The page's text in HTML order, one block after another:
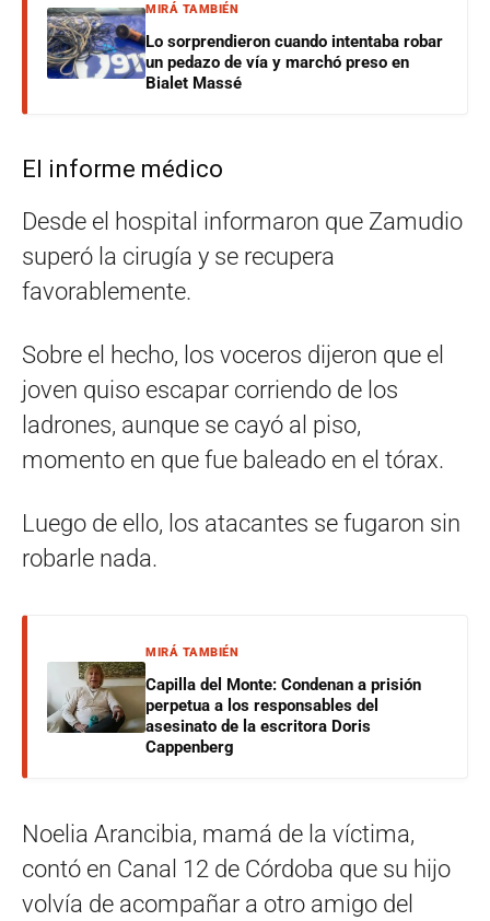
MIRÁ TAMBIÉN
Lo sorprendieron cuando intentaba robar
un pedazo de vía y marchó preso en
Bialet Massé
El informe médico
Desde el hospital informaron que Zamudio
superó la cirugía y se recupera
favorablemente.
Sobre el hecho, los voceros dijeron que el
joven quiso escapar corriendo de los
ladrones, aunque se cayó al piso,
momento en que fue baleado en el tórax.
Luego de ello, los atacantes se fugaron sin
robarle nada.
MIRÁ TAMBIÉN
Capilla del Monte: Condenan a prisión
perpetua a los responsables del
asesinato de la escritora Doris
Cappenberg
Noelia Arancibia, mamá de la víctima,
contó en Canal 12 de Córdoba que su hijo
volvía de acompañar a otro amigo del